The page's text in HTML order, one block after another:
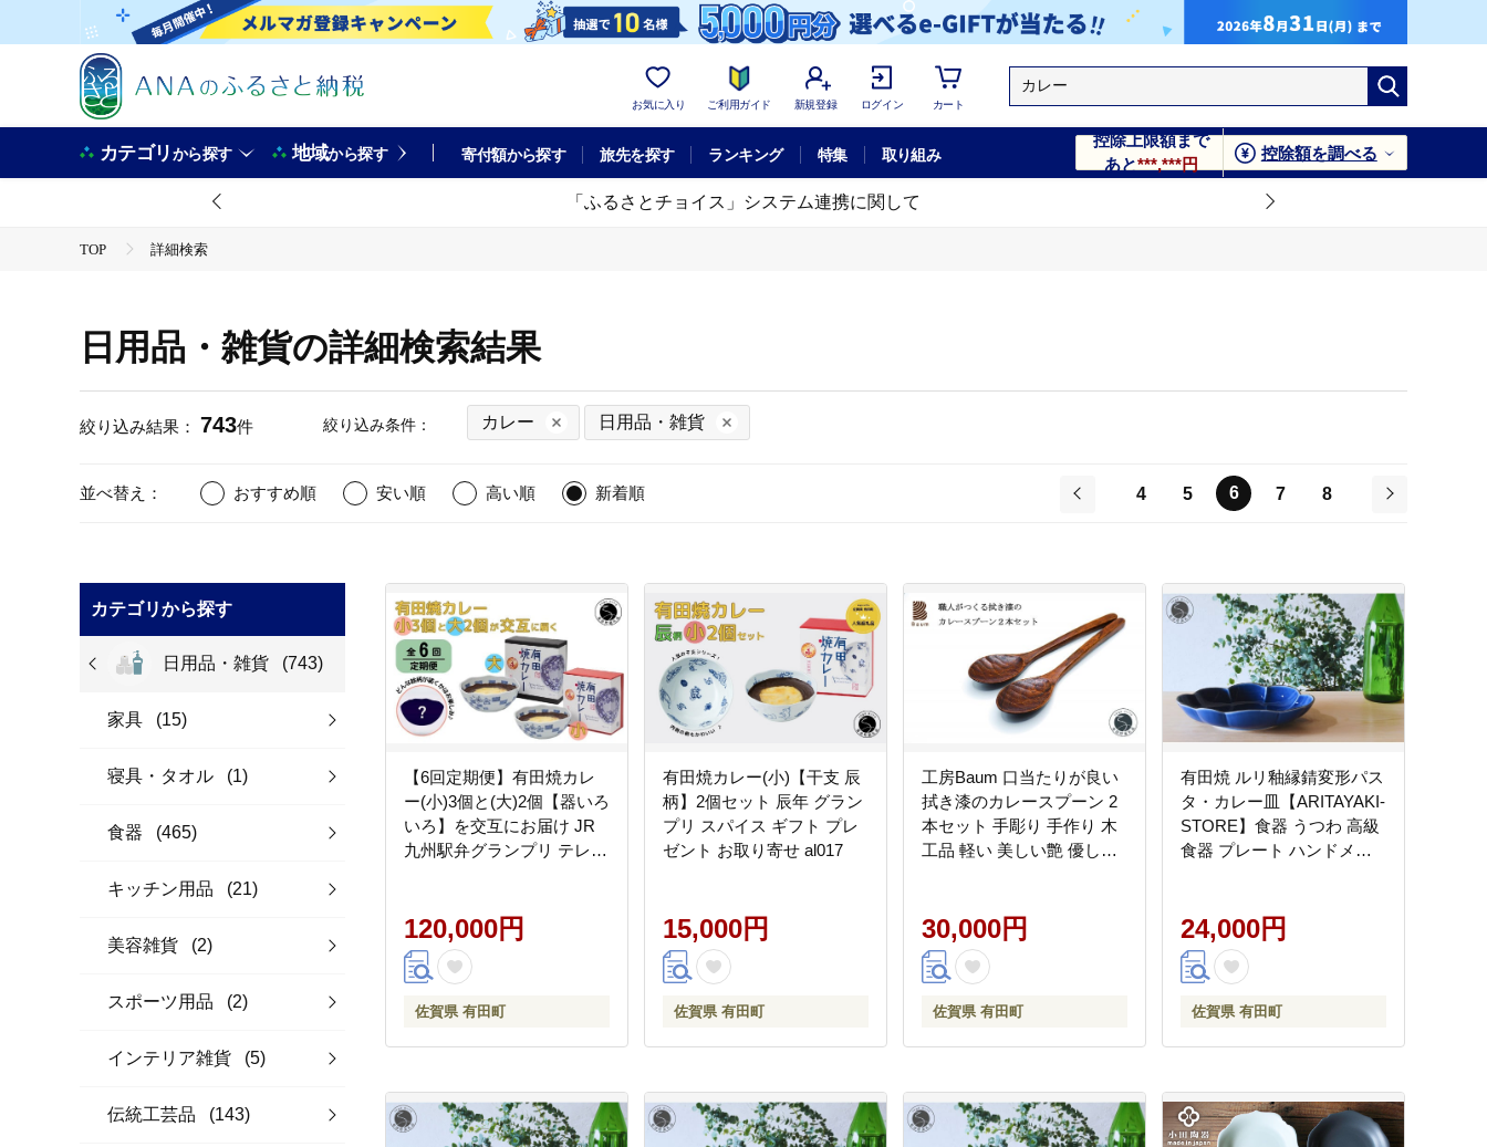
お気に入り ご利用ガイド 新規登録 ログイン カート
カテゴリから探す 地域から探す 寄付額から探す 旅先を探す ランキング 特集 取り組み
控除上限額まで
あと***,***円
控除額を調べる
「ふるさとチョイス」システム連携に関して
TOP 詳細検索
日用品・雑貨の詳細検索結果
絞り込み結果： 743件 絞り込み条件： カレー 日用品・雑貨
並べ替え： おすすめ順 安い順 高い順
新着順
4 5 6 7
8
カテゴリから探す
日用品・雑貨 (743)
家具 (15)
寝具・タオル (1)
食器 (465)
キッチン用品 (21)
美容雑貨 (2)
スポーツ用品 (2)
インテリア雑貨 (5)
伝統工芸品 (143)
【6回定期便】有田焼カレ
ー(小)3個と(大)2個【器いろ
いろ】を交互にお届け JR
九州駅弁グランプリ テレビ
120,000円
佐賀県 有田町
有田焼カレー(小)【干支 辰
柄】2個セット 辰年 グラン
プリ スパイス ギフト プレ
ゼント お取り寄せ al017
15,000円
佐賀県 有田町
工房Baum 口当たりが良い
拭き漆のカレースプーン 2
本セット 手彫り 手作り 木
工品 軽い 美しい艶 優しい
30,000円
佐賀県 有田町
有田焼 ルリ釉縁錆変形パス
タ・カレー皿【ARITAYAKI-
STORE】食器 うつわ 高級
食器 プレート ハンドメイ
24,000円
佐賀県 有田町